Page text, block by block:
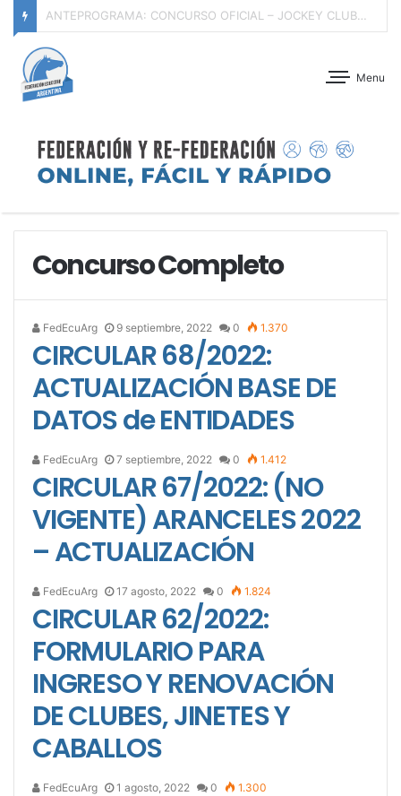
ANTEPROGRAMA: DÍA DE CABALLOS JÓVENES SERIES I, II y III – CLUB HÍPICO ARGENTINO – 07 DE AGOSTO DE 2026
Menu
Concurso Completo
FedEcuArg 9 septiembre, 2022 0 1.370
CIRCULAR 68/2022:
ACTUALIZACIÓN BASE DE
DATOS de ENTIDADES
FedEcuArg 7 septiembre, 2022 0 1.412
CIRCULAR 67/2022: (NO
VIGENTE) ARANCELES 2022
– ACTUALIZACIÓN
FedEcuArg 17 agosto, 2022 0 1.824
CIRCULAR 62/2022:
FORMULARIO PARA
INGRESO Y RENOVACIÓN
DE CLUBES, JINETES Y
CABALLOS
FedEcuArg 1 agosto, 2022 0 1.300